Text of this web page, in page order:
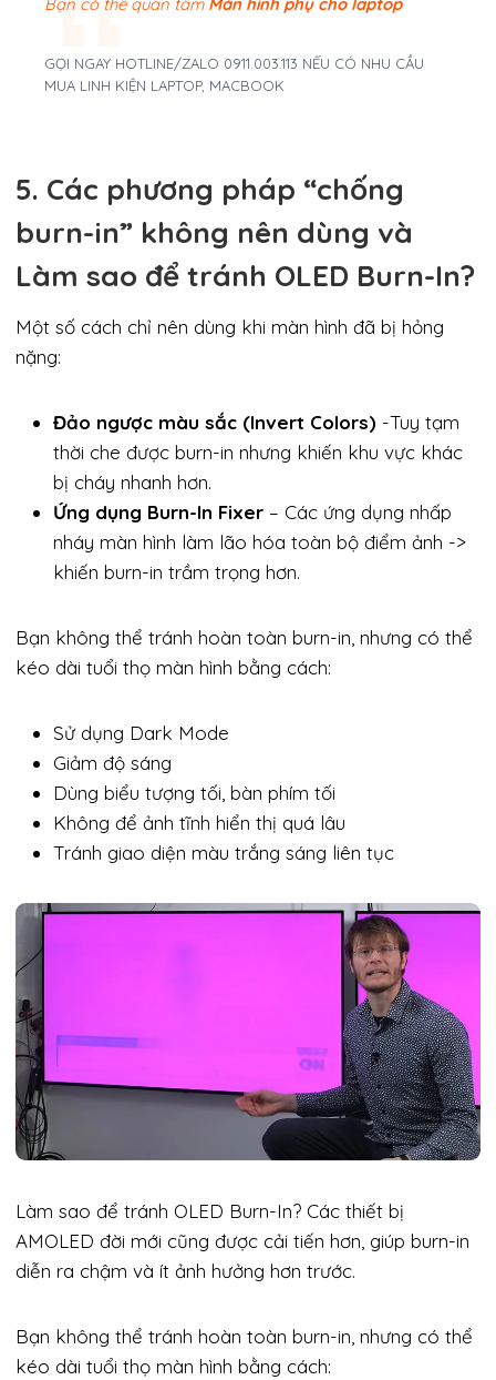
GỌI NGAY HOTLINE/ZALO 0911.003.113 NẾU CÓ NHU CẦU
MUA LINH KIỆN LAPTOP, MACBOOK
5. Các phương pháp “chống
burn-in” không nên dùng và
Làm sao để tránh OLED Burn-In?
Một số cách chỉ nên dùng khi màn hình đã bị hỏng
nặng:
Đảo ngược màu sắc (Invert Colors) -Tuy tạm
thời che được burn-in nhưng khiến khu vực khác
bị cháy nhanh hơn.
Ứng dụng Burn-In Fixer – Các ứng dụng nhấp
nháy màn hình làm lão hóa toàn bộ điểm ảnh ->
khiến burn-in trầm trọng hơn.
Bạn không thể tránh hoàn toàn burn-in, nhưng có thể
kéo dài tuổi thọ màn hình bằng cách:
Sử dụng Dark Mode
Giảm độ sáng
Dùng biểu tượng tối, bàn phím tối
Không để ảnh tĩnh hiển thị quá lâu
Tránh giao diện màu trắng sáng liên tục
Làm sao để tránh OLED Burn-In? Các thiết bị
AMOLED đời mới cũng được cải tiến hơn, giúp burn-in
diễn ra chậm và ít ảnh hưởng hơn trước.
Bạn không thể tránh hoàn toàn burn-in, nhưng có thể
kéo dài tuổi thọ màn hình bằng cách: